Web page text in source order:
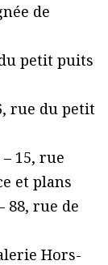
de
petit puits
rue du petit
15, rue
et plans
88, rue de
Hors-